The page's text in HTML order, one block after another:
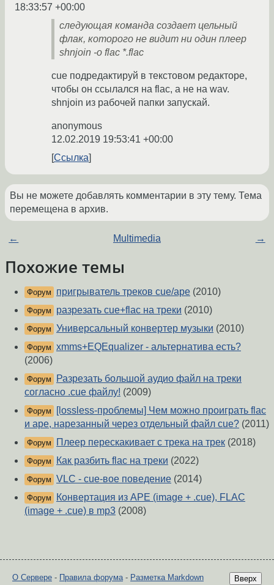
18:33:57 +00:00
следующая команда создает цельный
флак, которого не видит ни один плеер
shnjoin -o flac *.flac
cue подредактируй в текстовом редакторе,
чтобы он ссылался на flac, а не на wav.
shnjoin из рабочей папки запускай.
anonymous
12.02.2019 19:53:41 +00:00
Ссылка
Вы не можете добавлять комментарии в эту тему. Тема
перемещена в архив.
← Multimedia →
Похожие темы
Форум пригрыватель треков cue/ape (2010)
Форум разрезать cue+flac на треки (2010)
Форум Универсальный конвертер музыки (2010)
Форум xmms+EQEqualizer - альтернатива есть?
(2006)
Форум
Разрезать большой аудио файл на треки
согласно .cue файлу! (2009)
Форум
[lossless-проблемы] Чем можно проиграть flac
и ape, нарезанный через отдельный файл cue? (2011)
Форум Плеер перескакивает с трека на трек (2018)
Форум Как разбить flac на треки (2022)
Форум VLC - cue-вое поведение (2014)
Форум
Конвертация из APE (image + .cue), FLAC
(image + .cue) в mp3 (2008)
Вверх
О Сервере - Правила форума- Разметка Markdown